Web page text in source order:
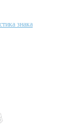
знака